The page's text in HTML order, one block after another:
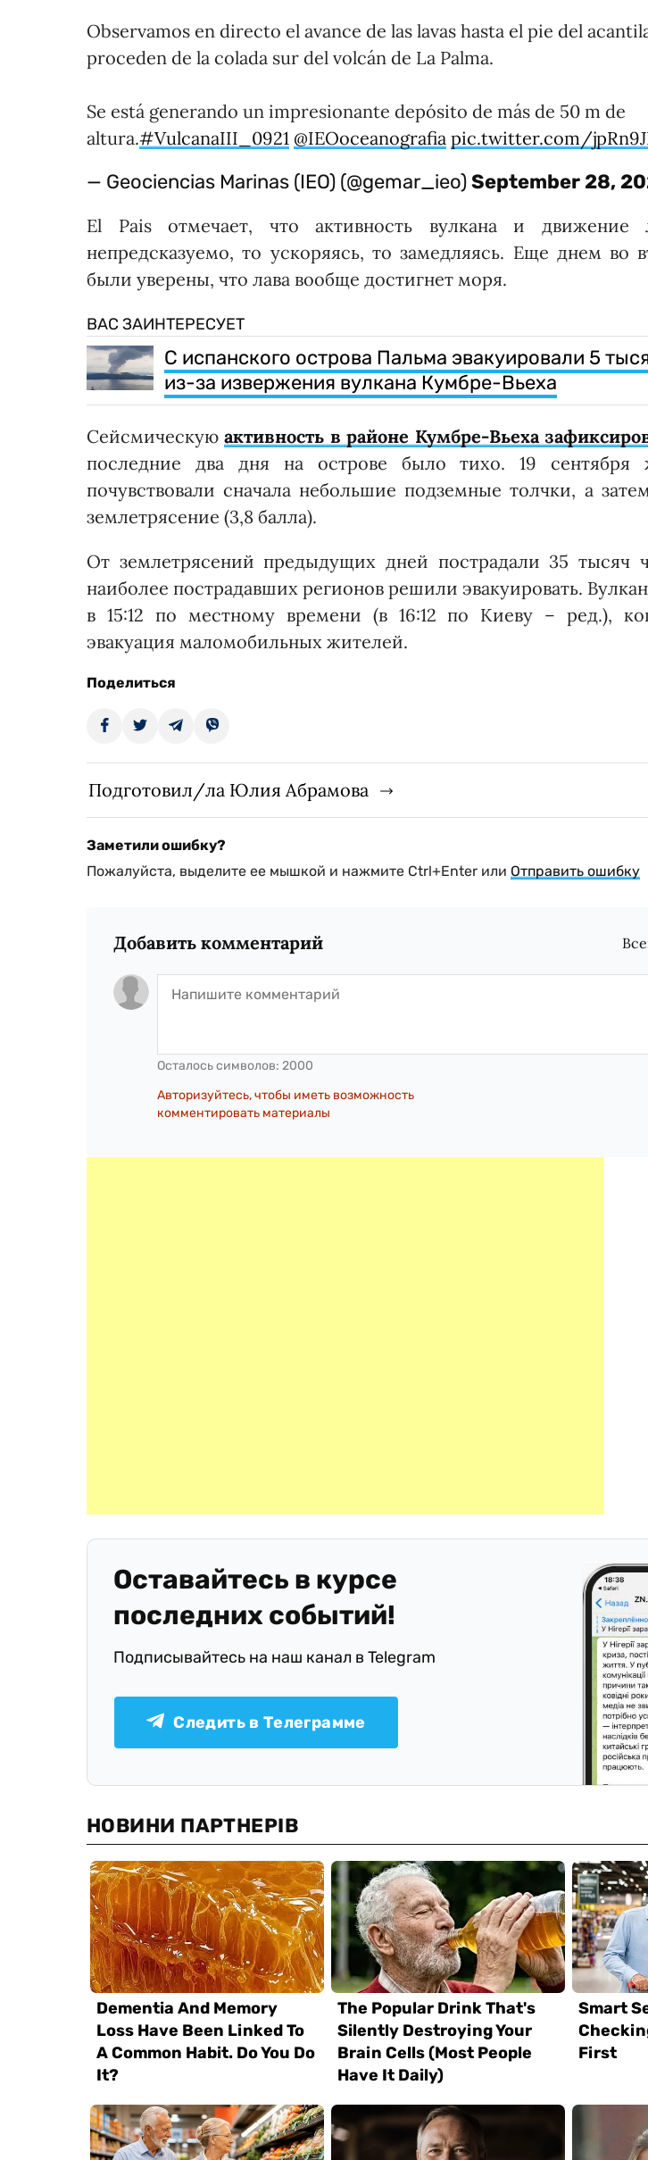
Observamos en directo el avance de las lavas hasta el pie del
proceden de la colada sur del volcán de La Palma.
Se está generando un impresionante depósito de más de 50 m de
altura.#VulcanaIII_0921 @IEOoceanografia pic.twitter.com/
— Geociencias Marinas (IEO) (@gemar_ieo)September 28,
El Pais отмечает, что активность вулкана и движение
непредсказуемо, то ускоряясь, то замедляясь. Еще днем во
были уверены, что лава вообще достигнет моря.
ВАС ЗАИНТЕРЕСУЕТ
С испанского острова Пальма эвакуировали 5
из-за извержения вулкана Кумбре-Вьеха
Сейсмическуюактивность в районе Кумбре-Вьеха
последние два дня на острове было тихо. 19 сентября
почувствовали сначала небольшие подземные толчки, а
землетрясение (3,8 балла).
От землетрясений предыдущих дней пострадали 35 тысяч
наиболее пострадавших регионов решили эвакуировать. Вулкан
в 15:12 по местному времени (в 16:12 по Киеву – ред.),
эвакуация маломобильных жителей.
Поделиться
Подготовил/ла Юлия Абрамова
Заметили ошибку?
Пожалуйста, выделите ее мышкой и нажмите Ctrl+Enter или Отправить ошибку
Добавить комментарий
Осталось символов: 2000
Авторизуйтесь, чтобы иметь возможность
комментировать материалы
Оставайтесь в курсе
последних событий!
Подписывайтесь на наш канал в Telegram
Следить в Телеграмме